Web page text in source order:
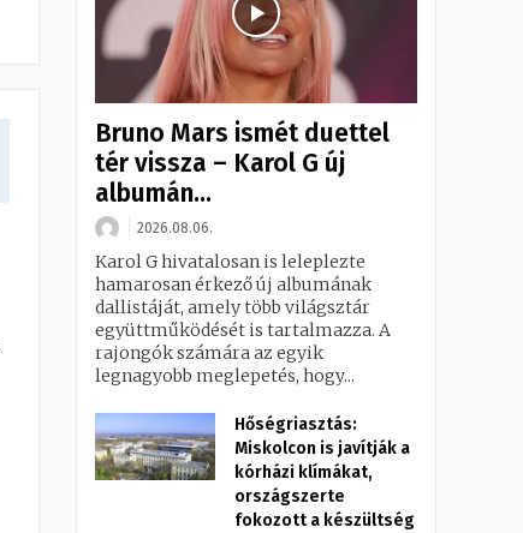
Bruno Mars ismét duettel
tér vissza – Karol G új
albumán...
2026.08.06.
Karol G hivatalosan is leleplezte
hamarosan érkező új albumának
dallistáját, amely több világsztár
együttműködését is tartalmazza. A
rajongók számára az egyik
legnagyobb meglepetés, hogy...
Hőségriasztás:
Miskolcon is javítják a
kórházi klímákat,
országszerte
fokozott a készültség